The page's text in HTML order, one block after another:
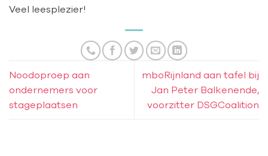
Veel leesplezier!
Noodoproep aan
ondernemers voor
stageplaatsen
mboRijnland aan tafel bij
Jan Peter Balkenende,
voorzitter DSGCoalition